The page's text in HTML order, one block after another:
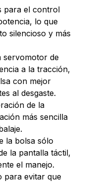
para el control
lo que
silencioso y más
servomotor de
a la tracción,
con mejor
al desgaste.
de la
más sencilla
la bolsa sólo
la pantalla táctil,
el manejo.
para evitar que